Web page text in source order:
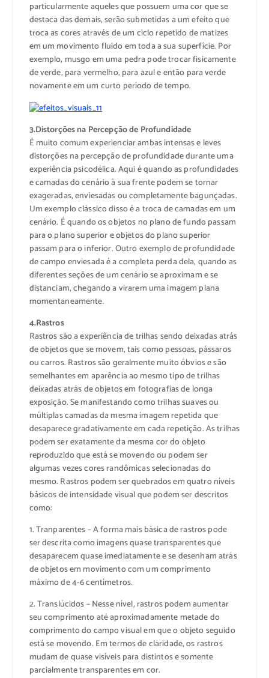
particularmente aqueles que possuem uma cor que se
destaca das demais, serão submetidas a um efeito que
troca as cores através de um ciclo repetido de matizes
em um movimento fluido em toda a sua superfície. Por
exemplo, musgo em uma pedra pode trocar fisicamente
de verde, para vermelho, para azul e então para verde
novamente em um curto período de tempo.
3.Distorções na Percepção de Profundidade
É muito comum experienciar ambas intensas e leves
distorções na percepção de profundidade durante uma
experiência psicodélica. Aqui é quando as profundidades
e camadas do cenário à sua frente podem se tornar
exageradas, enviesadas ou completamente bagunçadas.
Um exemplo clássico disso é a troca de camadas em um
cenário. É quando os objetos no plano de fundo passam
para o plano superior e objetos do plano superior
passam para o inferior. Outro exemplo de profundidade
de campo enviesada é a completa perda dela, quando as
diferentes seções de um cenário se aproximam e se
distanciam, chegando a virarem uma imagem plana
momentaneamente.
4.Rastros
Rastros são a experiência de trilhas sendo deixadas atrás
de objetos que se movem, tais como pessoas, pássaros
ou carros. Rastros são geralmente muito óbvios e são
semelhantes em aparência ao mesmo tipo de trilhas
deixadas atrás de objetos em fotografias de longa
exposição. Se manifestando como trilhas suaves ou
múltiplas camadas da mesma imagem repetida que
desaparece gradativamente em cada repetição. As trilhas
podem ser exatamente da mesma cor do objeto
reproduzido que está se movendo ou podem ser
algumas vezes cores randômicas selecionadas do
mesmo. Rastros podem ser quebrados em quatro níveis
básicos de intensidade visual que podem ser descritos
como:
1. Tranparentes – A forma mais básica de rastros pode
ser descrita como imagens quase transparentes que
desaparecem quase imediatamente e se desenham atrás
de objetos em movimento com um comprimento
máximo de 4-6 centímetros.
2. Translúcidos – Nesse nível, rastros podem aumentar
seu comprimento até aproximadamente metade do
comprimento do campo visual em que o objeto seguido
está se movendo. Em termos de claridade, os rastros
mudam de quase visíveis para distintos e somente
parcialmente transparentes em cor.